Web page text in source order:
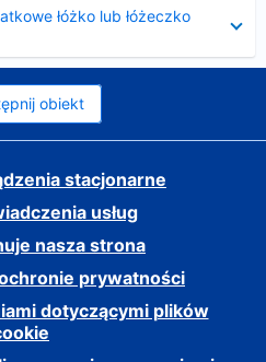
łóżko lub łóżeczko
obiekt
stacjonarne
usług
nasza strona
prywatności
dotyczącymi plików